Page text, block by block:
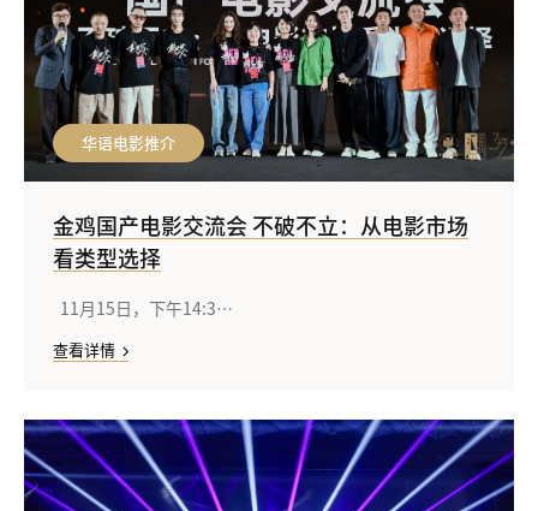
华语电影推介
金鸡国产电影交流会 不破不立：从电影市场
看类型选择
11月15日，下午14:3…
查看详情